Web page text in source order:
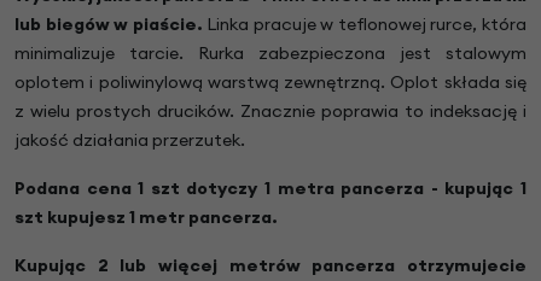
lub biegów w piaście. Linka pracuje w teflonowej rurce, która
minimalizuje tarcie. Rurka zabezpieczona jest stalowym
oplotem i poliwinylową warstwą zewnętrzną. Oplot składa się
z wielu prostych drucików. Znacznie poprawia to indeksację i
jakość działania przerzutek.
Podana cena 1 szt dotyczy 1 metra pancerza - kupując 1
szt kupujesz 1 metr pancerza.
Kupując 2 lub więcej metrów pancerza otrzymujecie